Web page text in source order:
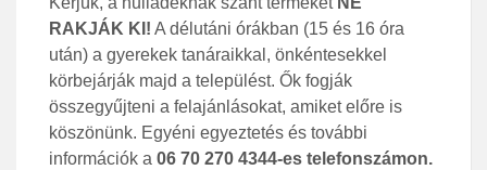
RAKJÁK KI! A délutáni órákban (15 és 16 óra
után) a gyerekek tanáraikkal, önkéntesekkel
körbejárják majd a települést. Ők fogják
összegyűjteni a felajánlásokat, amiket előre is
köszönünk. Egyéni egyeztetés és további
információk a 06 70 270 4344-es telefonszámon.